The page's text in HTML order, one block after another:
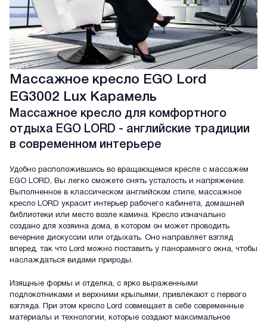
Массажное кресло EGO Lord
EG3002 Lux Карамель
Массажное кресло для комфортного
отдыха EGO LORD - английские традиции
в современном интерьере
Удобно расположившись во вращающемся кресле с массажем
EGO LORD, Вы легко сможете снять усталость и напряжение.
Выполненное в классическом английском стиле, массажное
кресло LORD украсит интерьер рабочего кабинета, домашней
библиотеки или место возле камина. Кресло изначально
создано для хозяина дома, в котором он может проводить
вечерние дискуссии или отдыхать. Оно направляет взгляд
вперед, так что Lord можно поставить у панорамного окна, чтобы
наслаждаться видами природы.
Изящные формы и отделка, с ярко выраженными
подлокотниками и верхними крыльями, привлекают с первого
взгляда. При этом кресло Lord совмещает в себе современные
материалы и технологии, которые создают максимальное